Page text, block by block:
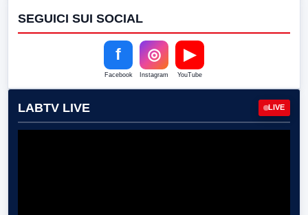
SEGUICI SUI SOCIAL
f
Facebook
◎
Instagram
▶
YouTube
LABTV LIVE LIVE